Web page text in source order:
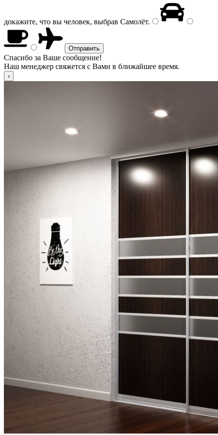
докажите, что вы человек, выбрав Самолёт.
Спасибо за Ваше сообщение!
Наш менеджер свяжется с Вами в ближайшее время.